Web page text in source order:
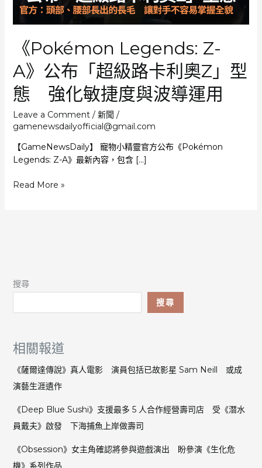
《Pokémon Legends: Z-
A》公布「超級路卡利奧Z」型
態 強化敏捷度與波導運用
Leave a Comment / 新聞 /
gamenewsdailyofficial@gmail.com
【GameNewsDaily】 寵物小精靈官方公布《Pokémon
Legends: Z-A》最新內容，包含 […]
《Pokémon
路
利
型
態
強
化
捷
度
波
Read More »
搜尋
搜尋
相關報道
《薩爾達傳說》真人電影 演員包括已故影星 Sam Neill 或成
演藝生涯遺作
《Deep Blue Sushi》支援最多 5 人合作經營壽司店 受《潛水
員戴夫》啟發 下海捕魚上岸做壽司
《Obsession》女主角確認將參與遊戲演出 盼參演《生化危
機》系列作品